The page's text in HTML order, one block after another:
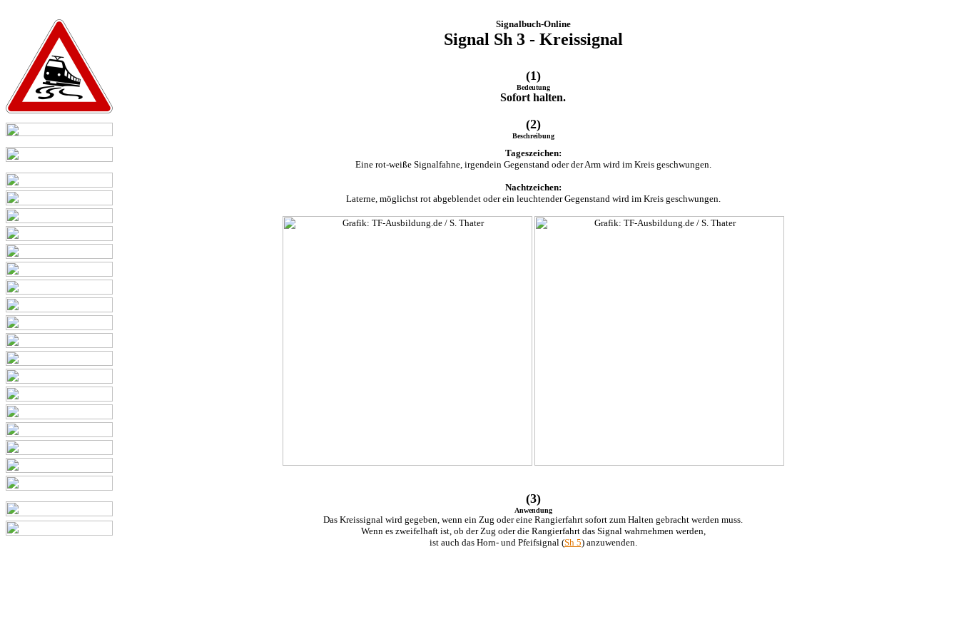
Signalbuch-Online
Signal Sh 3 - Kreissignal
(1)
Bedeutung
Sofort halten.
(2)
Beschreibung
Tageszeichen:
Eine rot-weiße Signalfahne, irgendein Gegenstand oder der Arm wird im Kreis geschwungen.
Nachtzeichen:
Laterne, möglichst rot abgeblendet oder ein leuchtender Gegenstand wird im Kreis geschwungen.
(3)
Anwendung
Das Kreissignal wird gegeben, wenn ein Zug oder eine Rangierfahrt sofort zum Halten gebracht werden muss.
Wenn es zweifelhaft ist, ob der Zug oder die Rangierfahrt das Signal wahrnehmen werden,
ist auch das Horn- und Pfeifsignal (Sh 5) anzuwenden.